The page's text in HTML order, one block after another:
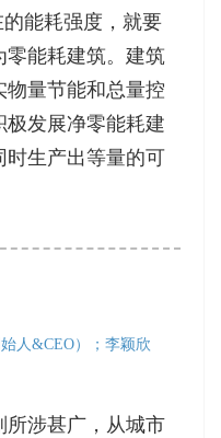
能耗强度，就要
零能耗建筑。建筑
量节能和总量控
发展净零能耗建
时生产出等量的可
人&CEO）；李颖欣
所涉甚广，从城市